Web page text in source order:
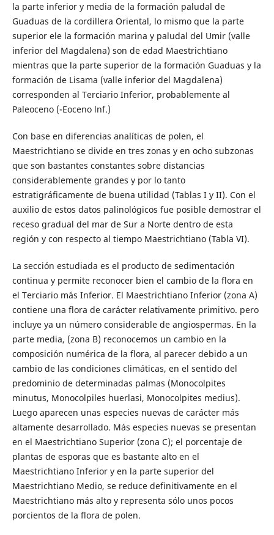
la parte inferior y media de la formación paludal de
Guaduas de la cordillera Oriental, lo mismo que la parte
superior ele la formación marina y paludal del Umir (valle
inferior del Magdalena) son de edad Maestrichtiano
mientras que la parte superior de la formación Guaduas y la
formación de Lisama (valle inferior del Magdalena)
corresponden al Terciario Inferior, probablemente al
Paleoceno (-Eoceno lnf.)
Con base en diferencias analíticas de polen, el
Maestrichtiano se divide en tres zonas y en ocho subzonas
que son bastantes constantes sobre distancias
considerablemente grandes y por lo tanto
estratigráficamente de buena utilidad (Tablas I y II). Con el
auxilio de estos datos palinológicos fue posible demostrar el
receso gradual del mar de Sur a Norte dentro de esta
región y con respecto al tiempo Maestrichtiano (Tabla VI).
La sección estudiada es el producto de sedimentación
continua y permite reconocer bien el cambio de la flora en
el Terciario más Inferior. El Maestrichtiano Inferior (zona A)
contiene una flora de carácter relativamente primitivo. pero
incluye ya un número considerable de angiospermas. En la
parte media, (zona B) reconocemos un cambio en la
composición numérica de la flora, al parecer debido a un
cambio de las condiciones climáticas, en el sentido del
predominio de determinadas palmas (Monocolpites
minutus, Monocolpiles huerlasi, Monocolpites medius).
Luego aparecen unas especies nuevas de carácter más
altamente desarrollado. Más especies nuevas se presentan
en el Maestrichtiano Superior (zona C); el porcentaje de
plantas de esporas que es bastante alto en el
Maestrichtiano Inferior y en la parte superior del
Maestrichtiano Medio, se reduce definitivamente en el
Maestrichtiano más alto y representa sólo unos pocos
porcientos de la flora de polen.